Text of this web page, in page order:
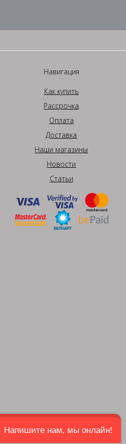
Навигация
Как купить
Рассрочка
Оплата
Доставка
Наши магазины
Новости
Статьи
Напишите нам, мы онлайн!